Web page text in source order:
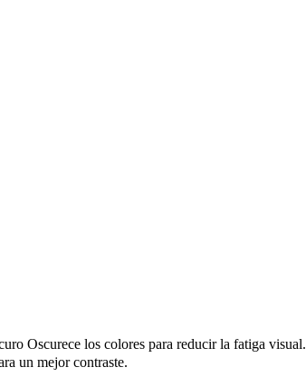
Oscurece los colores para reducir la fatiga visual.
un mejor contraste.